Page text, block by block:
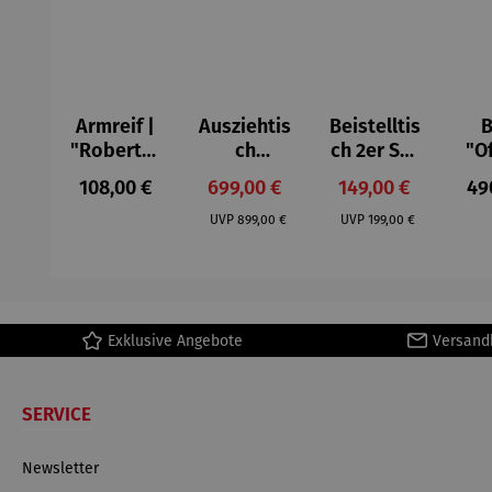
Armreif |
"Roberta"
– Anna
Mütz
Regulärer Preis:
108,00 €
Ausziehtis
ch
Aluminium
– Valor
Verkaufspreis:
699,00 €
UVP Regulärer Preis:
899,00 €
Beistelltis
ch 2er Set
– Dalias
Verkaufspreis:
149,00 €
UVP Regulärer Preis:
199,00 €
Exklusive Angebote
SERVICE
Newsletter